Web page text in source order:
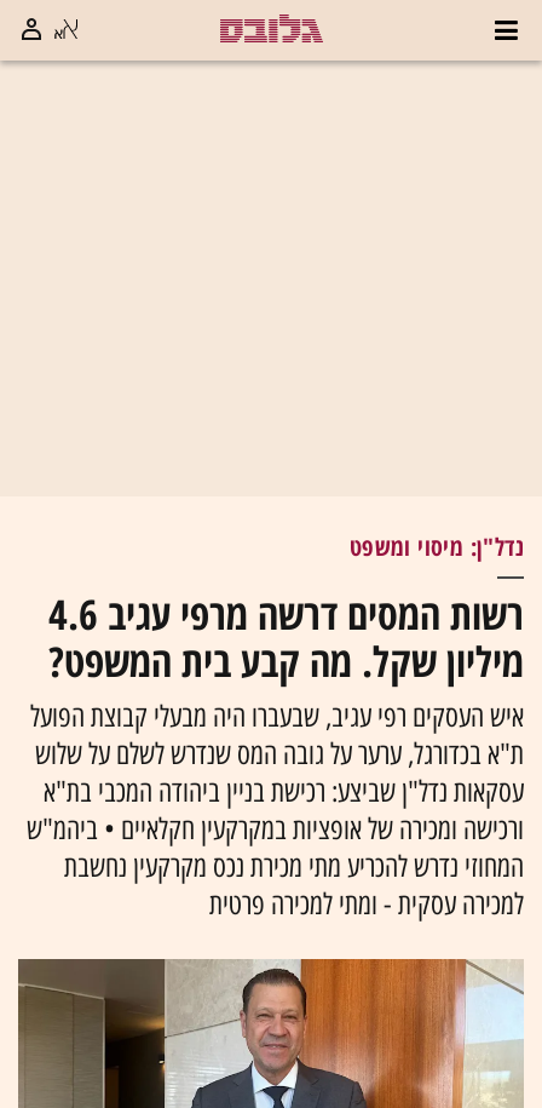
נדל"ן: מיסוי ומשפט
רשות המסים דרשה מרפי עגיב 4.6
מיליון שקל. מה קבע בית המשפט?
איש העסקים רפי עגיב, שבעברו היה מבעלי קבוצת הפועל
ת"א בכדורגל, ערער על גובה המס שנדרש לשלם על שלוש
עסקאות נדל"ן שביצע: רכישת בניין ביהודה המכבי בת"א
ורכישה ומכירה של אופציות במקרקעין חקלאיים • ביהמ"ש
המחוזי נדרש להכריע מתי מכירת נכס מקרקעין נחשבת
למכירה עסקית - ומתי למכירה פרטית